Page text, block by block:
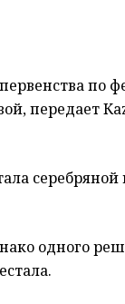
по
передает
одного